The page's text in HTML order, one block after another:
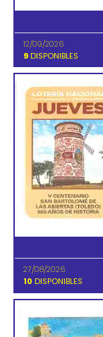
12/09/2026
9 DISPONIBLES
27/08/2026
10 DISPONIBLES